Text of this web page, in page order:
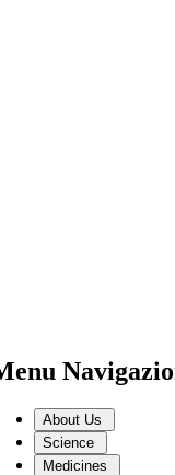
About Us
Science
Medicines
di prodotto
sulla qualità